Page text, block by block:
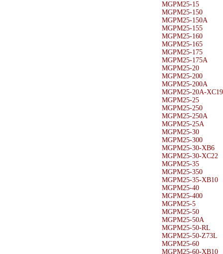
MGPM25-15
MGPM25-150
MGPM25-150A
MGPM25-155
MGPM25-160
MGPM25-165
MGPM25-175
MGPM25-175A
MGPM25-20
MGPM25-200
MGPM25-200A
MGPM25-20A-XC19
MGPM25-25
MGPM25-250
MGPM25-250A
MGPM25-25A
MGPM25-30
MGPM25-300
MGPM25-30-XB6
MGPM25-30-XC22
MGPM25-35
MGPM25-350
MGPM25-35-XB10
MGPM25-40
MGPM25-400
MGPM25-5
MGPM25-50
MGPM25-50A
MGPM25-50-RL
MGPM25-50-Z73L
MGPM25-60
MGPM25-60-XB10